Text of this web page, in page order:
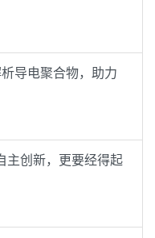
导电聚合物，助力
主创新，更要经得起